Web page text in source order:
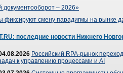
документооборот – 2026»
фиксируют смену парадигмы на рынке
последние новости Нижнего
Российский RPA-рынок
к управлению процессами и AI